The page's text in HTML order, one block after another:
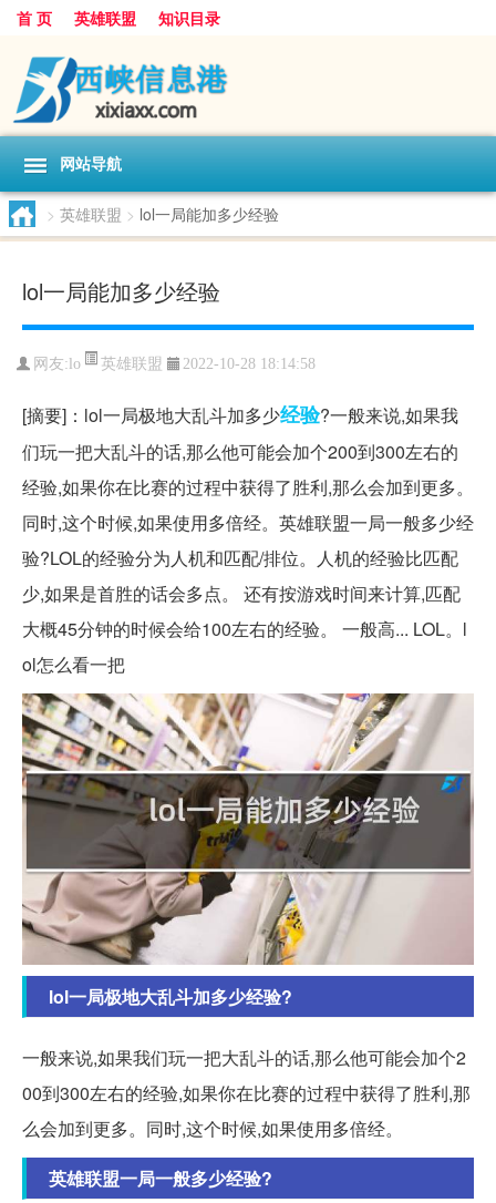
首 页 英雄联盟 知识目录
网站导航
> 英雄联盟 > lol一局能加多少经验
lol一局能加多少经验
网友: lo 英雄联盟 2022-10-28 18:14:58
[摘要]：lol一局极地大乱斗加多少经验?一般来说,如果我
们玩一把大乱斗的话,那么他可能会加个200到300左右的
经验,如果你在比赛的过程中获得了胜利,那么会加到更多。
同时,这个时候,如果使用多倍经。英雄联盟一局一般多少经
验?LOL的经验分为人机和匹配/排位。人机的经验比匹配
少,如果是首胜的话会多点。 还有按游戏时间来计算,匹配
大概45分钟的时候会给100左右的经验。 一般高... LOL。l
ol怎么看一把
lol一局极地大乱斗加多少经验?
一般来说,如果我们玩一把大乱斗的话,那么他可能会加个2
00到300左右的经验,如果你在比赛的过程中获得了胜利,那
么会加到更多。同时,这个时候,如果使用多倍经。
英雄联盟一局一般多少经验?